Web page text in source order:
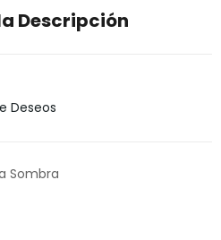
Descripción
Deseos
Sombra